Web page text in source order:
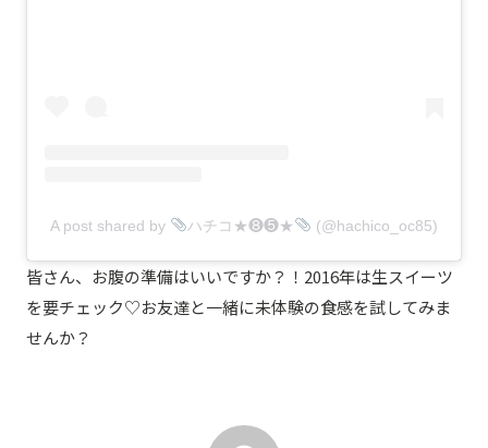
A post shared by ハチコ★❽❺★ (@hachico_oc85)
皆さん、お腹の準備はいいですか？！2016年は生スイーツ
を要チェック♡お友達と一緒に未体験の食感を試してみま
せんか？